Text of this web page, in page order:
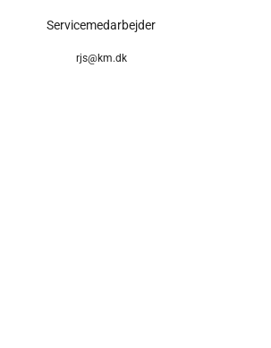
Servicemedarbejder
rjs@km.dk